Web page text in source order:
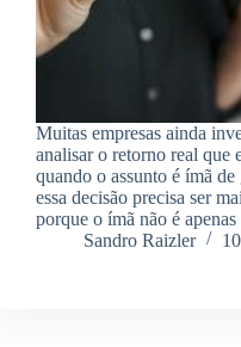
Muitas empresas ainda
analisar o retorno real que
quando o assunto é ímã
essa decisão precisa ser
porque o ímã não é
Sandro Raizler